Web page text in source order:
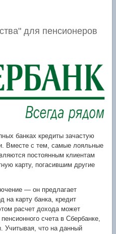
для пенсионеров
банках кредиты зачастую
Вместе с тем, самые лояльные
постоянным клиентам
карту, погасившим другие
— он предлагает
на карту банка, кредит
расчет дохода может
счета в Сбербанке,
Учитывая, что на данный